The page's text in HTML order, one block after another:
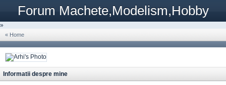
Forum Machete,Modelism,Hobby
»
« Home
Informatii despre mine